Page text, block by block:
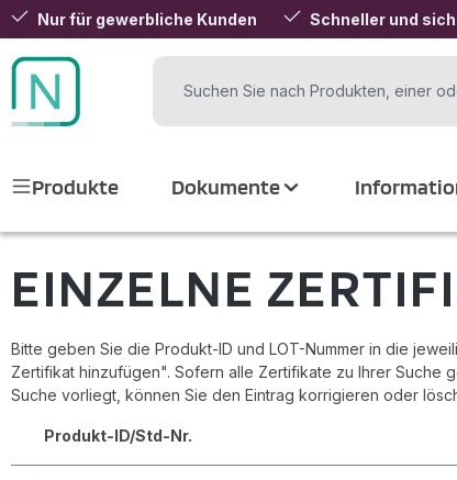
Hauptinhalt springen
Zur Suche springen
Zur Hauptnavigation springen
Nur für gewerbliche Kunden Schneller und
Produkte Dokumente
EINZELNE
Bitte geben Sie die Produkt-ID und LOT-Nummer in die
Zertifikat hinzufügen". Sofern alle Zertifikate zu Ihrer Suche
Suche vorliegt, können Sie den Eintrag korrigieren oder
Produkt-ID/Std-Nr.